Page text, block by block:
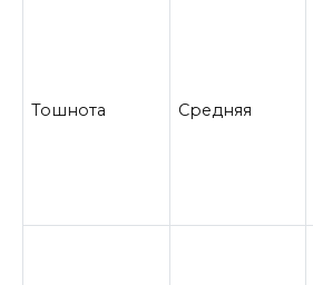
Тошнота Средняя